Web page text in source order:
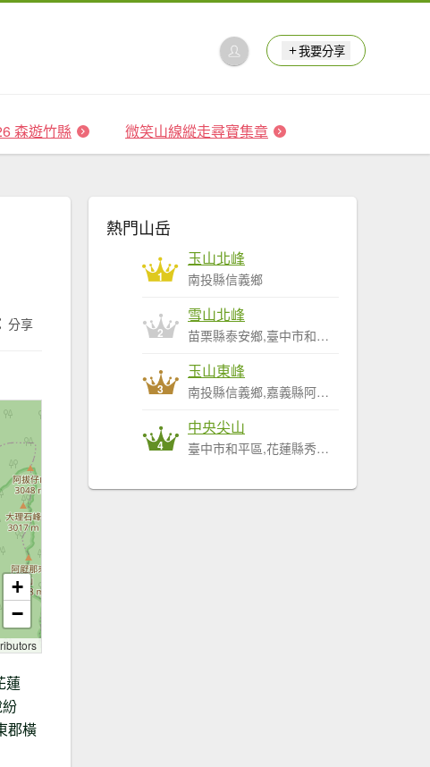
我要分享
森遊竹縣 微笑山線縱走尋寶集章
分享
+
−
蓮
郡橫
熱門山岳
1
玉山北峰
南投縣信義鄉
2
雪山北峰
苗栗縣泰安鄉,臺中市和平區
3
玉山東峰
南投縣信義鄉,嘉義縣阿里山鄉
4
中央尖山
臺中市和平區,花蓮縣秀林鄉